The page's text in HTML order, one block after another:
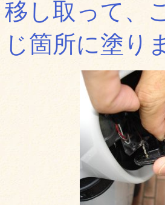
移し取って、
じ箇所に塗り